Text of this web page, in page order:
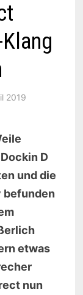
2019
D
und die
befunden
etwas
nun